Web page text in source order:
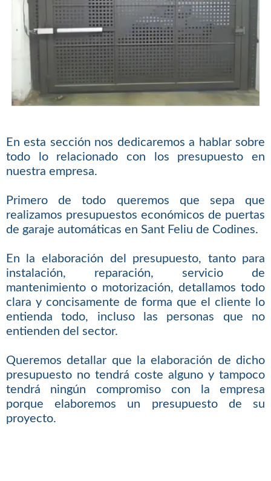
En esta sección nos dedicaremos a hablar sobre
todo lo relacionado con los presupuesto en
nuestra empresa.
Primero de todo queremos que sepa que
realizamos presupuestos económicos de puertas
de garaje automáticas en Sant Feliu de Codines.
En la elaboración del presupuesto, tanto para
instalación, reparación, servicio de
mantenimiento o motorización, detallamos todo
clara y concisamente de forma que el cliente lo
entienda todo, incluso las personas que no
entienden del sector.
Queremos detallar que la elaboración de dicho
presupuesto no tendrá coste alguno y tampoco
tendrá ningún compromiso con la empresa
porque elaboremos un presupuesto de su
proyecto.